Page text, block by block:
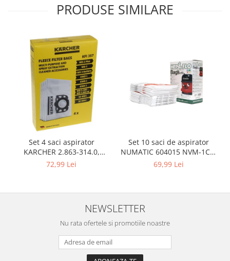
Componente PC
Imprimante, Scanere &
Consumabile
Periferice PC
Retelistica & Supraveghere
Servere, Componente & UPS
Telecomenzi garaj
Sport & Activitati in aer liber
Accesorii antrenament
Accesorii Fitness
Accesorii sportive
Camping
TV, Audio & Foto
PRODUSE SIMILARE
Set 4 saci aspirator
KARCHER 2.863-314.0,
compatibil cu WD, KWD, SE
72,99 Lei
Set 10 saci de aspirator
NUMATIC 604015 NVM-1CH,
9L
69,99 Lei
NEWSLETTER
Nu rata ofertele si promotiile noastre